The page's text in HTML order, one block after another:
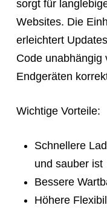
sorgt für
Websites. Die
erleichtert
Code unabhängig
Endgeräten
Wichtige Vorteile:
Schnellere
und sauber ist
Bessere
Höhere